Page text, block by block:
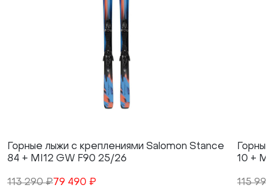
Горные лыжи с креплениями Salomon Stance
84 + MI12 GW F90 25/26
113 290 ₽79 490 ₽
10 +
115